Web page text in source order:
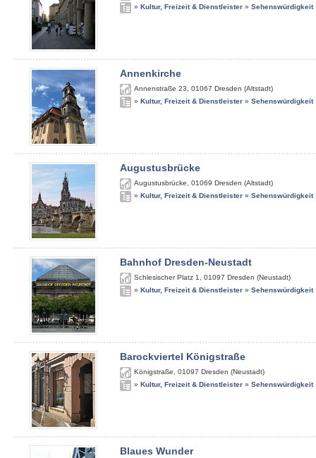
» Kultur, Freizeit & Dienstleister » Sehenswürdigkeit
Annenkirche
Annenstraße 23 01067 Dresden (Altstadt)
» Kultur, Freizeit & Dienstleister » Sehenswürdigkeit
Augustusbrücke
Augustusbrücke 01069 Dresden (Altstadt)
» Kultur, Freizeit & Dienstleister » Sehenswürdigkeit
Bahnhof Dresden-Neustadt
Schlesischer Platz 1 01097 Dresden (Neustadt)
» Kultur, Freizeit & Dienstleister » Sehenswürdigkeit
Barockviertel Königstraße
Königstraße 01097 Dresden (Neustadt)
» Kultur, Freizeit & Dienstleister » Sehenswürdigkeit
Blaues Wunder